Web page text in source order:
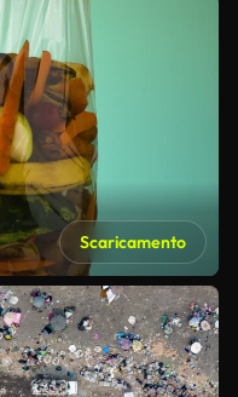
Scaricamento